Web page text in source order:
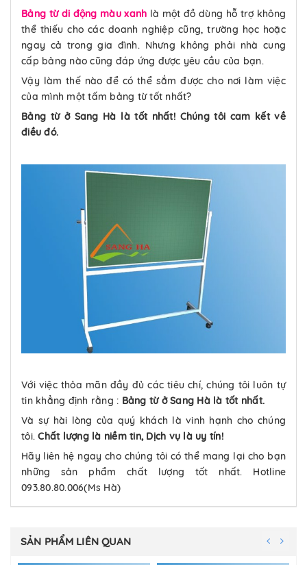
Bảng từ di động màu xanh là một đồ dùng hỗ trợ không
thể thiếu cho các doanh nghiệp cũng, trường học hoặc
ngay cả trong gia đình. Nhưng không phải nhà cung
cấp bảng nào cũng đáp ứng được yêu cầu của bạn.
Vậy làm thế nào để có thể sắm được cho nơi làm việc
của mình một tấm bảng từ tốt nhất?
Bảng từ ở Sang Hà là tốt nhất! Chúng tôi cam kết về
điều đó.
Với việc thỏa mãn đầy đủ các tiêu chí, chúng tôi luôn tự
tin khẳng định rằng : Bảng từ ở Sang Hà là tốt nhất.
Và sự hài lòng của quý khách là vinh hạnh cho chúng
tôi.Chất lượng là niềm tin, Dịch vụ là uy tín!
Hãy liên hệ ngay cho chúng tôi có thể mang lại cho bạn
những sản phẩm chất lượng tốt nhất. Hotline
093.80.80.006(Ms Hà)
SẢN PHẨM LIÊN QUAN